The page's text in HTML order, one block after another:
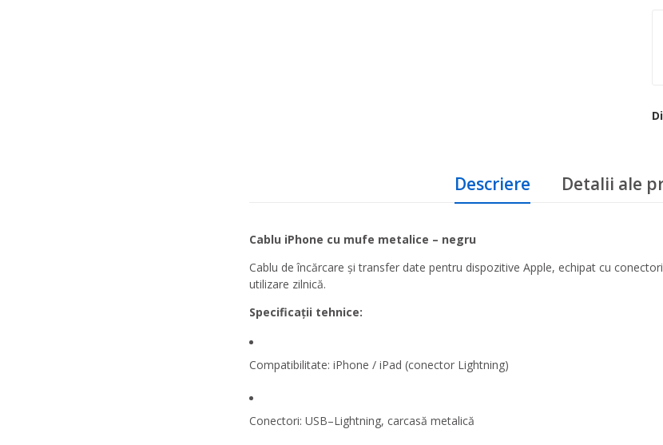
Descriere Detalii ale
Cablu iPhone cu mufe metalice – negru
Cablu de încărcare și transfer date pentru dispozitive Apple, echipat cu
utilizare zilnică.
Specificații tehnice:
Compatibilitate: iPhone / iPad (conector Lightning)
Conectori: USB–Lightning, carcasă metalică